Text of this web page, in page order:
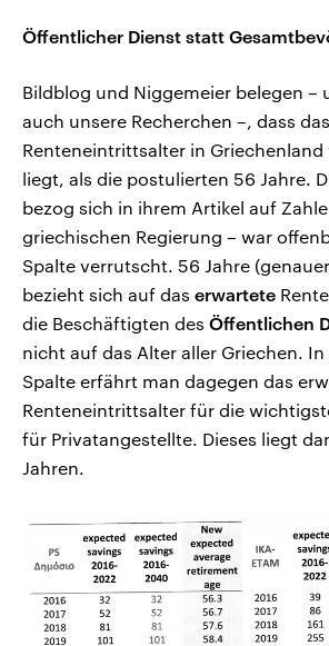
Öffentlicher Dienst statt
Bildblog und Niggemeier belegen –
auch unsere Recherchen –, dass
Renteneintrittsalter in
liegt, als die postulierten 56 Jahre.
bezog sich in ihrem Artikel auf
griechischen Regierung – war
Spalte verrutscht. 56 Jahre
bezieht sich auf das erwartete
die Beschäftigten des Öffentlichen
nicht auf das Alter aller Griechen.
Spalte erfährt man dagegen das
Renteneintrittsalter für die
für Privatangestellte. Dieses liegt
Jahren.